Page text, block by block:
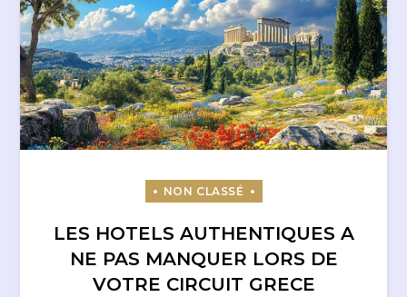
LES HOTELS AUTHENTIQUES A
NE PAS MANQUER LORS DE
VOTRE CIRCUIT GRECE